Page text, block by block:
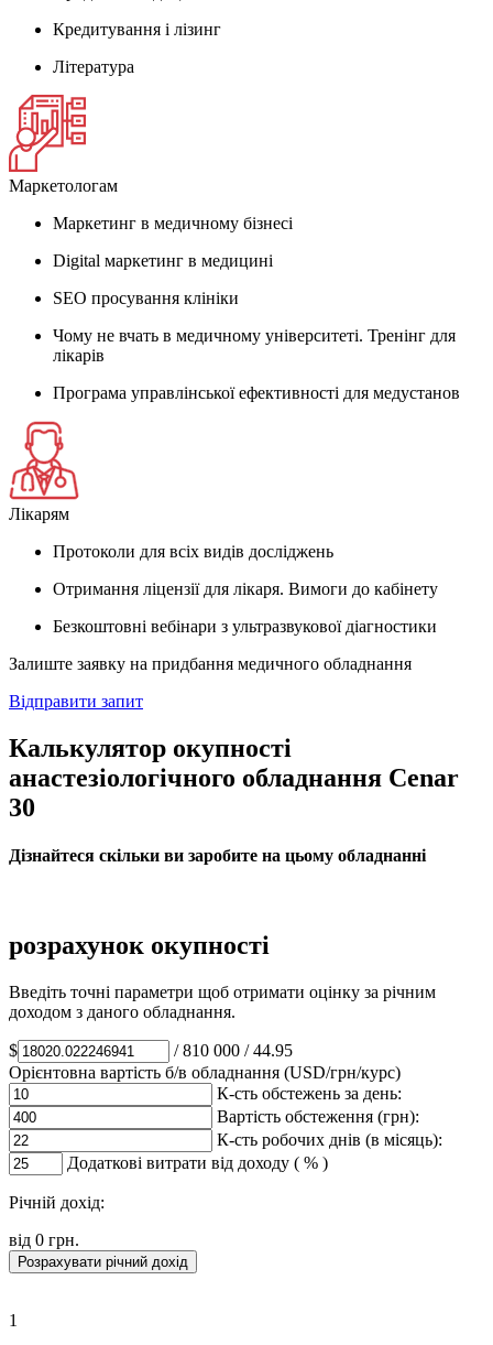
Кредитування і лізинг
Література
Маркетологам
Маркетинг в медичному бізнесі
Digital маркетинг в медицині
SEO просування клініки
Чому не вчать в медичному університеті. Тренінг для
лікарів
Програма управлінської ефективності для медустанов
Лікарям
Протоколи для всіх видів досліджень
Отримання ліцензії для лікаря. Вимоги до кабінету
Безкоштовні вебінари з ультразвукової діагностики
Залиште заявку на придбання медичного обладнання
Відправити запит
Калькулятор окупності
анастезіологічного обладнання Cenar
30
Дізнайтеся скільки ви заробите на цьому обладнанні
розрахунок окупності
Введіть точні параметри щоб отримати оцінку за річним
доходом з даного обладнання.
$
/ 810 000 / 44.95
Орієнтовна вартість б/в обладнання (USD/грн/курс)
К-сть обстежень за день:
Вартість обстеження (грн):
К-сть робочих днів (в місяць):
Додаткові витрати від доходу ( % )
Річнiй дохід:
від 0 грн.
Розрахувати річний дохід
1